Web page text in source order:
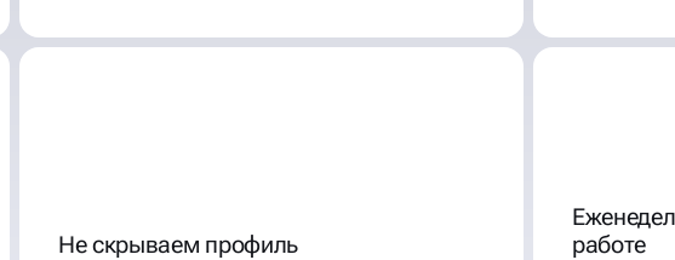
Не скрываем профиль
работе